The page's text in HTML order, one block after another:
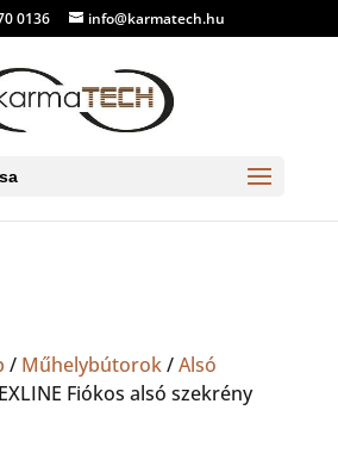
0136 info@karmatech.hu
/ Műhelybútorok/Alsó
Fiókos alsó szekrény